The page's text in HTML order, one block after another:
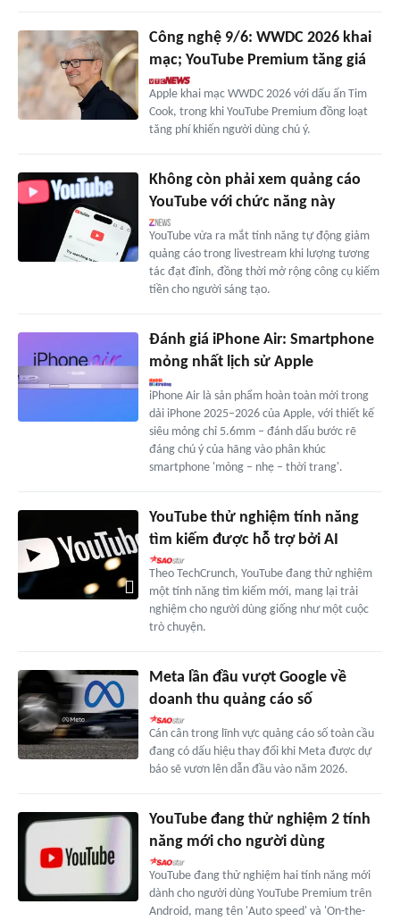
Công nghệ 9/6: WWDC 2026 khai
mạc; YouTube Premium tăng giá
Apple khai mạc WWDC 2026 với dấu ấn Tim
Cook, trong khi YouTube Premium đồng loạt
tăng phí khiến người dùng chú ý.
Không còn phải xem quảng cáo
YouTube với chức năng này
YouTube vừa ra mắt tính năng tự động giảm
quảng cáo trong livestream khi lượng tương
tác đạt đỉnh, đồng thời mở rộng công cụ kiếm
tiền cho người sáng tạo.
Đánh giá iPhone Air: Smartphone
mỏng nhất lịch sử Apple
iPhone Air là sản phẩm hoàn toàn mới trong
dải iPhone 2025–2026 của Apple, với thiết kế
siêu mỏng chỉ 5.6mm – đánh dấu bước rẽ
đáng chú ý của hãng vào phân khúc
smartphone 'mỏng – nhẹ – thời trang'.
YouTube thử nghiệm tính năng
tìm kiếm được hỗ trợ bởi AI
Theo TechCrunch, YouTube đang thử nghiệm
một tính năng tìm kiếm mới, mang lại trải
nghiệm cho người dùng giống như một cuộc
trò chuyện.
Meta lần đầu vượt Google về
doanh thu quảng cáo số
Cán cân trong lĩnh vực quảng cáo số toàn cầu
đang có dấu hiệu thay đổi khi Meta được dự
báo sẽ vươn lên dẫn đầu vào năm 2026.
YouTube đang thử nghiệm 2 tính
năng mới cho người dùng
YouTube đang thử nghiệm hai tính năng mới
dành cho người dùng YouTube Premium trên
Android, mang tên 'Auto speed' và 'On-the-